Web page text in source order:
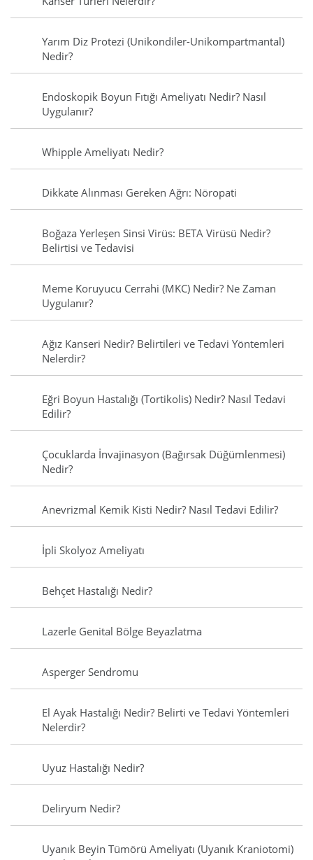
Yarım Diz Protezi (Unikondiler-Unikompartmantal)
Nedir?
Endoskopik Boyun Fıtığı Ameliyatı Nedir? Nasıl
Uygulanır?
Whipple Ameliyatı Nedir?
Dikkate Alınması Gereken Ağrı: Nöropati
Boğaza Yerleşen Sinsi Virüs: BETA Virüsü Nedir?
Belirtisi ve Tedavisi
Meme Koruyucu Cerrahi (MKC) Nedir? Ne Zaman
Uygulanır?
Ağız Kanseri Nedir? Belirtileri ve Tedavi Yöntemleri
Nelerdir?
Eğri Boyun Hastalığı (Tortikolis) Nedir? Nasıl Tedavi
Edilir?
Çocuklarda İnvajinasyon (Bağırsak Düğümlenmesi)
Nedir?
Anevrizmal Kemik Kisti Nedir? Nasıl Tedavi Edilir?
İpli Skolyoz Ameliyatı
Behçet Hastalığı Nedir?
Lazerle Genital Bölge Beyazlatma
Asperger Sendromu
El Ayak Hastalığı Nedir? Belirti ve Tedavi Yöntemleri
Nelerdir?
Uyuz Hastalığı Nedir?
Deliryum Nedir?
Uyanık Beyin Tümörü Ameliyatı (Uyanık Kraniotomi)